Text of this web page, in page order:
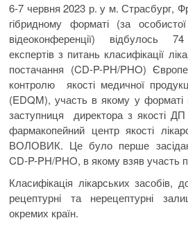
6-7 червня 2023 р. у м. Страсбург,
гібридному форматі (за
відеоконференції) відбулось
експертів з питань класифікації
постачання (CD-P-PH/PHO)
контролю якості медичної
(EDQM), участь в якому у форматі
заступниця директора з якості ДП
фармакопейний центр якості
ВОЛОВИК. Це було перше
CD-P-PH/PHO, в якому взяв участь
Класифікація лікарських засобів,
рецептурні та нерецептурні
окремих країн.